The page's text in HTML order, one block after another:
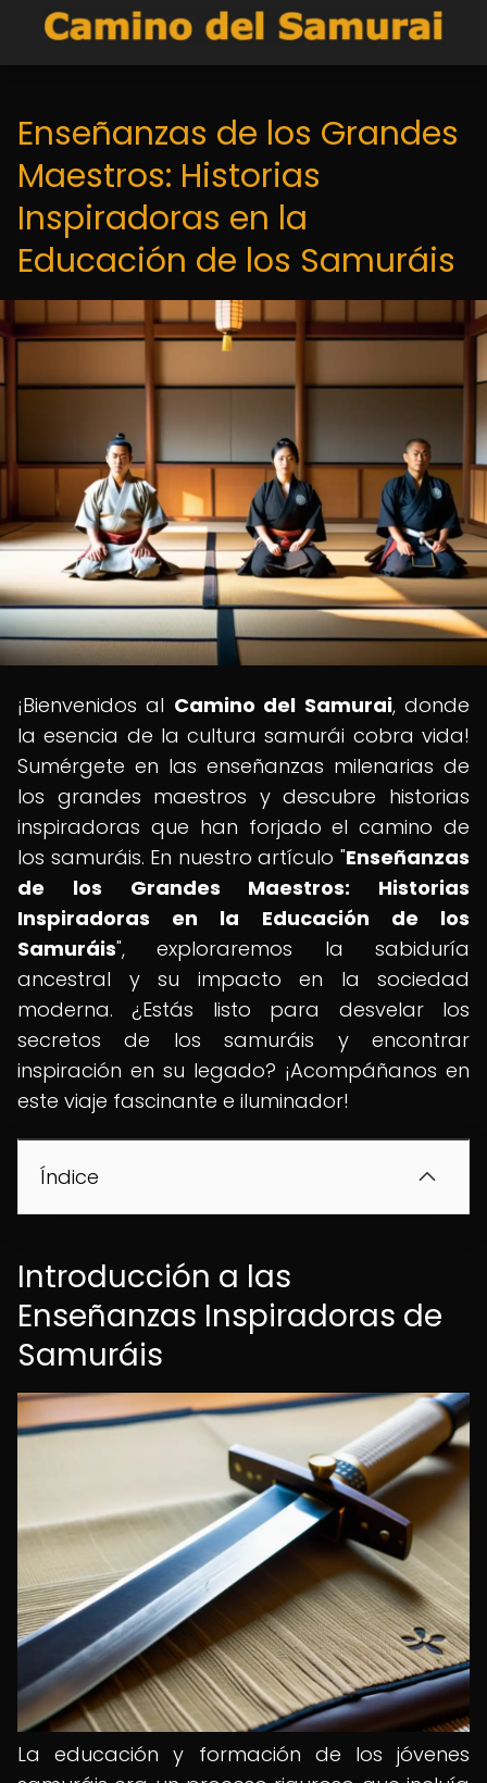
Enseñanzas de los Grandes
Maestros: Historias
Inspiradoras en la
Educación de los Samuráis
¡Bienvenidos al Camino del Samurai, donde
la esencia de la cultura samurái cobra vida!
Sumérgete en las enseñanzas milenarias de
los grandes maestros y descubre historias
inspiradoras que han forjado el camino de
los samuráis. En nuestro artículo "Enseñanzas
de los Grandes Maestros: Historias
Inspiradoras en la Educación de los
Samuráis", exploraremos la sabiduría
ancestral y su impacto en la sociedad
moderna. ¿Estás listo para desvelar los
secretos de los samuráis y encontrar
inspiración en su legado? ¡Acompáñanos en
este viaje fascinante e iluminador!
Índice
Introducción a las
Enseñanzas Inspiradoras de
Samuráis
La educación y formación de los jóvenes